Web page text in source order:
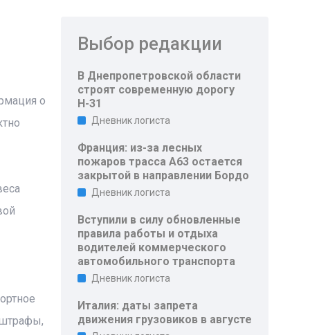
о
Выбор редакции
В Днепропетровской области
строят современную дорогу
Н-31
Дневник логиста
Франция: из-за лесных
пожаров трасса A63 остается
закрытой в направлении Бордо
Дневник логиста
Вступили в силу обновленные
правила работы и отдыха
водителей коммерческого
автомобильного транспорта
Дневник логиста
Италия: даты запрета
движения грузовиков в августе